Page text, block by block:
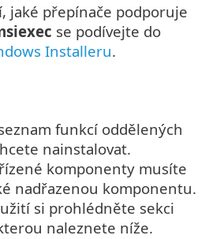
jaké přepínače podporuje
se podívejte do
Installeru.
funkcí oddělených
nainstalovat.
komponenty musíte
nadřazenou komponentu.
si prohlédněte sekci
naleznete níže.